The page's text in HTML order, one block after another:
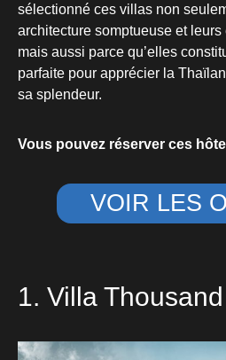
sélectionné ces villas non
architecture somptueuse et
mais aussi parce qu’elles
parfaite pour apprécier la
sa splendeur.
Vous pouvez réserver ces
VOIR LES
1. Villa